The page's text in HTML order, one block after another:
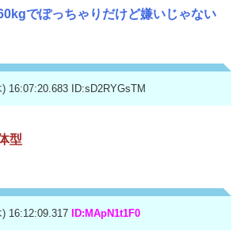
でぽっちゃりだけど嫌いじゃない
16:07:20.683 ID:sD2RYGsTM
型
16:12:09.317 ID:MApN1t1F0